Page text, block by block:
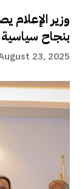
وزير الإعلام
بنجاح
23, 2025